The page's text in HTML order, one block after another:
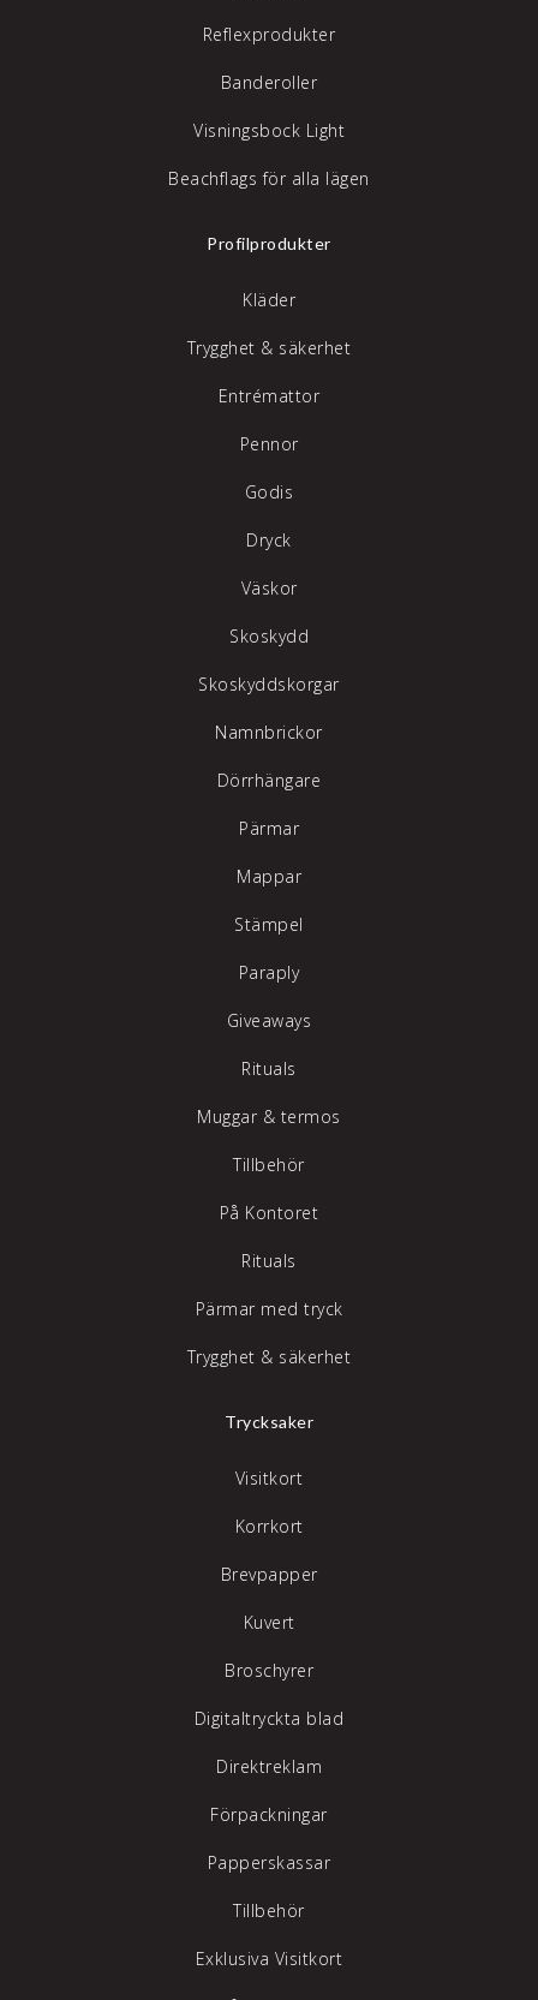
Reflexprodukter
Banderoller
Visningsbock Light
Beachflags för alla lägen
Profilprodukter
Kläder
Trygghet & säkerhet
Entrémattor
Pennor
Godis
Dryck
Väskor
Skoskydd
Skoskyddskorgar
Namnbrickor
Dörrhängare
Pärmar
Mappar
Stämpel
Paraply
Giveaways
Rituals
Muggar & termos
Tillbehör
På Kontoret
Rituals
Pärmar med tryck
Trygghet & säkerhet
Trycksaker
Visitkort
Korrkort
Brevpapper
Kuvert
Broschyrer
Digitaltryckta blad
Direktreklam
Förpackningar
Papperskassar
Tillbehör
Exklusiva Visitkort